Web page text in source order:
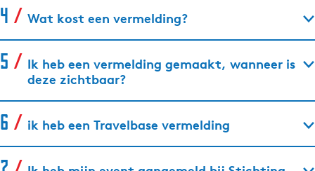
Wat kost een vermelding?
Ik heb een vermelding gemaakt, wanneer is
deze zichtbaar?
ik heb een Travelbase vermelding